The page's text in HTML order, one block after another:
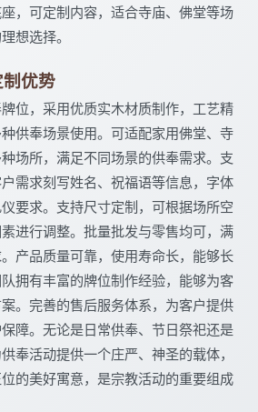
，可定制内容，适合寺庙、佛堂等场
想选择。
优势
位，采用优质实木材质制作，工艺精
供奉场景使用。可适配家用佛堂、寺
场所，满足不同场景的供奉需求。支
需求刻写姓名、祝福语等信息，字体
要求。支持尺寸定制，可根据场所空
进行调整。批量批发与零售均可，满
产品质量可靠，使用寿命长，能够长
拥有丰富的牌位制作经验，能够为客
。完善的售后服务体系，为客户提供
障。无论是日常供奉、节日祭祀还是
奉活动提供一个庄严、神圣的载体，
的美好寓意，是宗教活动的重要组成